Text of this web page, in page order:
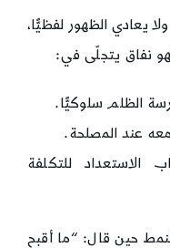
يعادي الظهور لفظيًّا،
نفاق يتجلّى في:
الظلم سلوكيًّا.
معه عند المصلحة.
الاستعداد للتكلفة
حين قال: “ما أقبح